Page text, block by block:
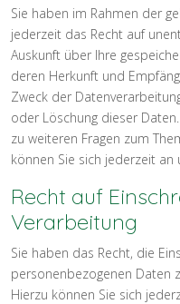
Sie haben im Rahmen der
jederzeit das Recht auf
Auskunft über Ihre
deren Herkunft und
Zweck der
oder Löschung dieser
zu weiteren Fragen zum
können Sie sich jederzeit an
Recht auf
Verarbeitung
Sie haben das Recht, die
personenbezogenen Daten
Hierzu können Sie sich